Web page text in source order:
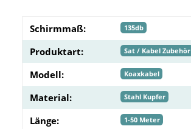
Schirmmaß: 135db
Produktart: Sat / Kabel Zubehör
Modell: Koaxkabel
Material: Stahl Kupfer
Länge: 1-50 Meter